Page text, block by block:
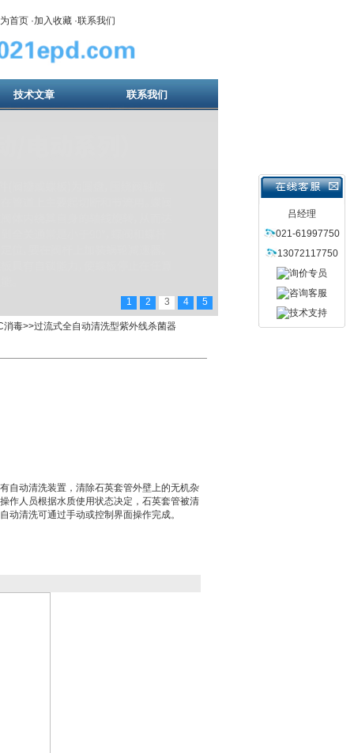
首页 ·加入收藏 ·联系我们
技术文章 联系我们
1 2 3 4 5
吕经理
021-61997750
13072117750
消毒>>过流式全自动清洗型紫外线杀菌器
自动清洗装置，清除石英套管外壁上的无机杂
作人员根据水质使用状态决定，石英套管被清
动清洗可通过手动或控制界面操作完成。